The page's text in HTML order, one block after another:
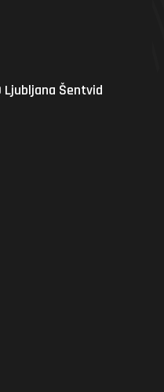
Ljubljana Šentvid